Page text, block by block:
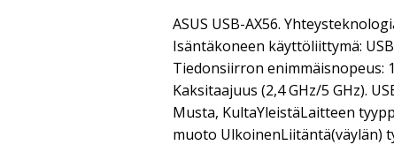
ASUS USB-AX56.
Isäntäkoneen käyttöliittymä:
Tiedonsiirron enimmäisnopeus:
Kaksitaajuus (2,4 GHz/5 GHz).
Musta, KultaYleistäLaitteen
muoto UlkoinenLiitäntä(väylän)